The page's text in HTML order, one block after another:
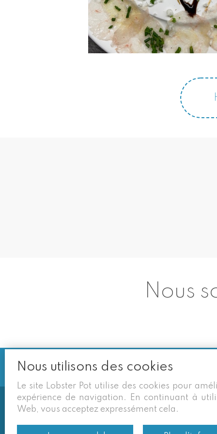
Nous
Soms vermelden derden sites
eigen site zijn geldig.
Nous utilisons des cookies
Le site Lobster Pot utilise des cookies pour
expérience de navigation. En continuant à
Web, vous acceptez expressément cela.